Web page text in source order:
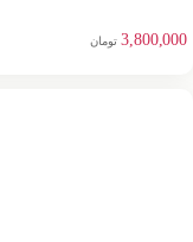
3,800,000 تومان